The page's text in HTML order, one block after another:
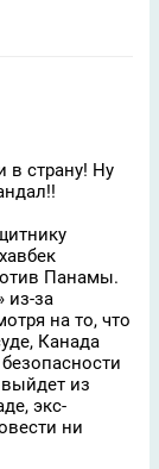
в страну! Ну
Панамы.
из-за
на то, что
Канада
из
экс-
ни